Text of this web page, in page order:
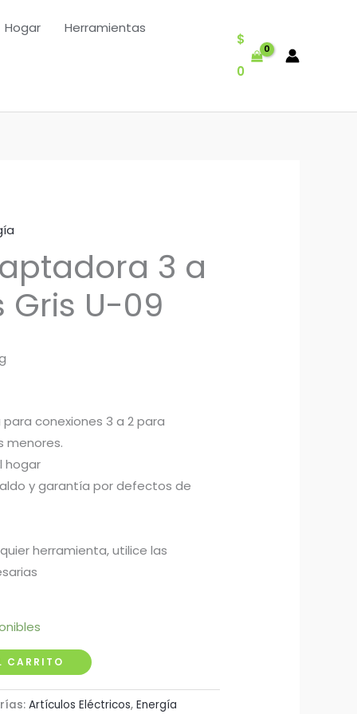
Hogar Herramientas
$
0
3 a
Gris U-09
conexiones 3 a 2 para
menores.
hogar
y garantía por defectos de
herramienta, utilice las
CARRITO
Artículos Eléctricos, Energía